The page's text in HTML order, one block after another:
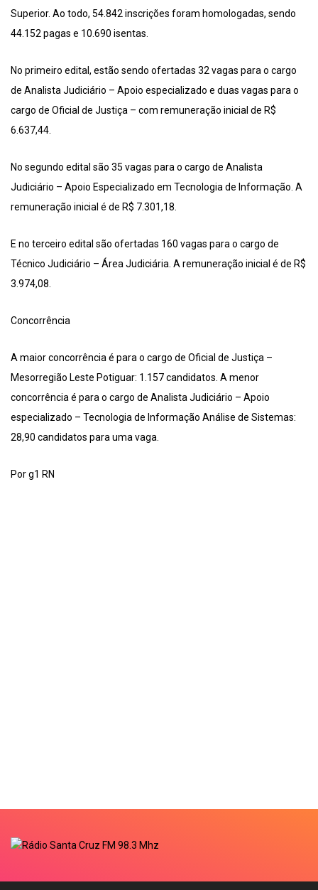
Superior. Ao todo, 54.842 inscrições foram homologadas, sendo
44.152 pagas e 10.690 isentas.
No primeiro edital, estão sendo ofertadas 32 vagas para o cargo
de Analista Judiciário – Apoio especializado e duas vagas para o
cargo de Oficial de Justiça – com remuneração inicial de R$
6.637,44.
No segundo edital são 35 vagas para o cargo de Analista
Judiciário – Apoio Especializado em Tecnologia de Informação. A
remuneração inicial é de R$ 7.301,18.
E no terceiro edital são ofertadas 160 vagas para o cargo de
Técnico Judiciário – Área Judiciária. A remuneração inicial é de R$
3.974,08.
Concorrência
A maior concorrência é para o cargo de Oficial de Justiça –
Mesorregião Leste Potiguar: 1.157 candidatos. A menor
concorrência é para o cargo de Analista Judiciário – Apoio
especializado – Tecnologia de Informação Análise de Sistemas:
28,90 candidatos para uma vaga.
Por g1 RN